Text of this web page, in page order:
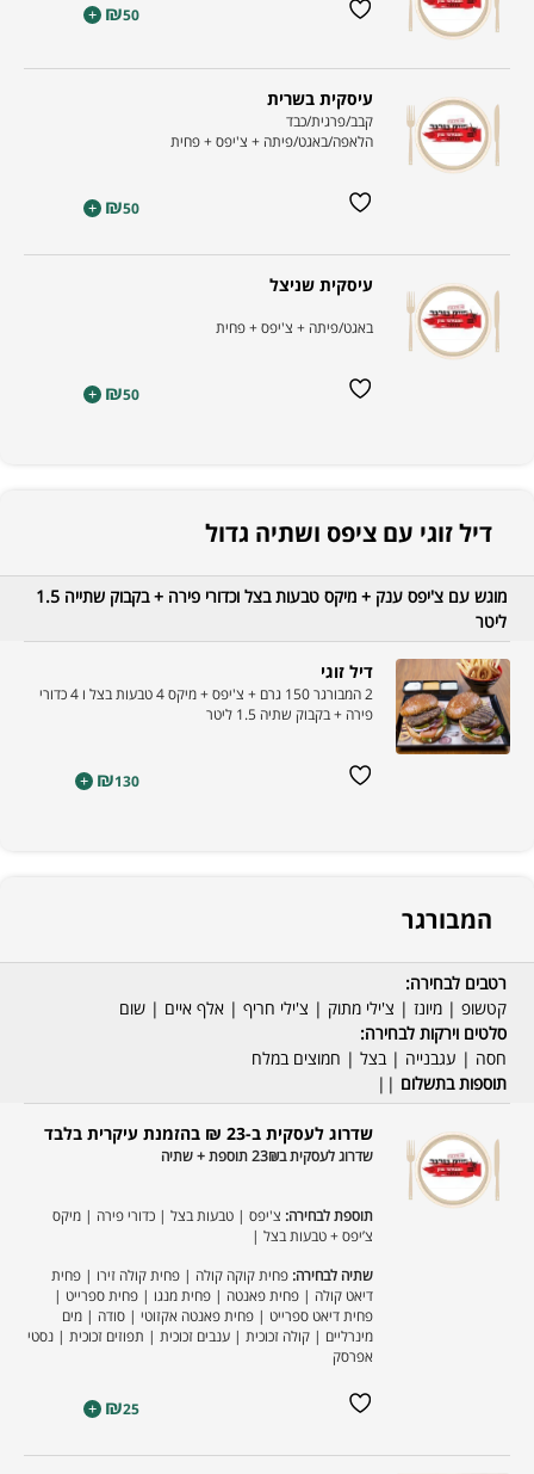
₪50
+
עיסקית בשרית
קבב/פרגית/כבד
הלאפה/באגט/פיתה + צ'יפס + פחית
₪50
+
עיסקית שניצל
באגט/פיתה + צ'יפס + פחית
₪50
+
דיל זוגי עם ציפס ושתיה גדול
מוגש עם צ'יפס ענק + מיקס טבעות בצל וכדורי פירה + בקבוק שתייה 1.5
ליטר
דיל זוגי
2 המבורגר 150 גרם + צ'יפס + מיקס 4 טבעות בצל ו 4 כדורי
פירה + בקבוק שתיה 1.5 ליטר
₪130
+
המבורגר
רטבים לבחירה:
קטשופ | מיונז | צ'ילי מתוק | צ'ילי חריף | אלף איים | שום
סלטים וירקות לבחירה:
חסה | עגבנייה | בצל | חמוצים במלח
תוספות בתשלום ||
שדרוג לעסקית ב-23 ₪ בהזמנת עיקרית בלבד
שדרוג לעסקית ב23₪ תוספת + שתיה
תוספת לבחירה: צ'יפס | טבעות בצל | כדורי פירה | מיקס
צ’יפס + טבעות בצל |
שתיה לבחירה: פחית קוקה קולה | פחית קולה זירו | פחית
דיאט קולה | פחית פאנטה | פחית מנגו | פחית ספרייט |
פחית דיאט ספרייט | פחית פאנטה אקזוטי | סודה | מים
מינרליים | קולה זכוכית | ענבים זכוכית | תפוזים זכוכית | נסטי
אפרסק
₪25
+